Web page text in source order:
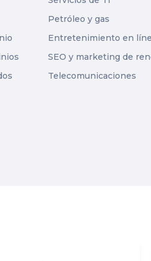
Petróleo y gas
Entretenimiento en
SEO y marketing de
Telecomunicaciones